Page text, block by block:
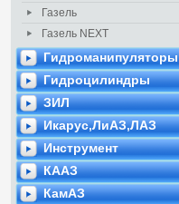
Газель
Газель NEXT
Гидроманипуляторы
Гидроцилиндры
ЗИЛ
Икарус,ЛиАЗ,ЛАЗ
Инструмент
КААЗ
КамАЗ